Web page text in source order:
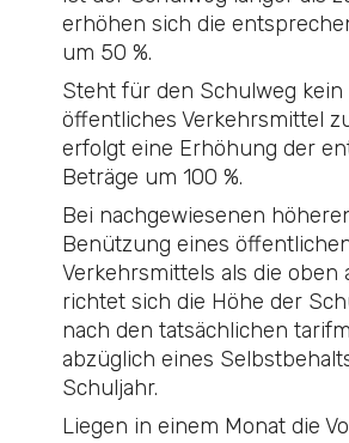
erhöhen sich die
um 50 %.
Steht für den Schulweg kein
öffentliches Verkehrsmittel
erfolgt eine Erhöhung der
Beträge um 100 %.
Bei nachgewiesenen
Benützung eines
Verkehrsmittels als die oben
richtet sich die Höhe der
nach den tatsächlichen
abzüglich eines
Schuljahr.
Liegen in einem Monat die